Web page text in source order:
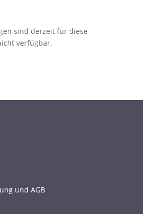
sind derzeit für diese
verfügbar.
und AGB